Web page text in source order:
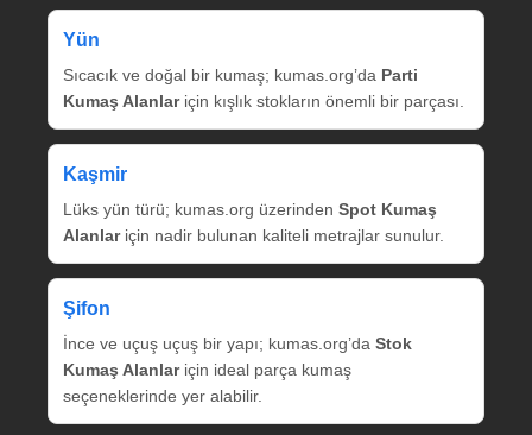
Yün
Sıcacık ve doğal bir kumaş; kumas.org’da Parti
Kumaş Alanlariçin kışlık stokların önemli bir parçası.
Kaşmir
Lüks yün türü; kumas.org üzerinden Spot Kumaş
Alanlariçin nadir bulunan kaliteli metrajlar sunulur.
Şifon
İnce ve uçuş uçuş bir yapı; kumas.org’da Stok
Kumaş Alanlariçin ideal parça kumaş
seçeneklerinde yer alabilir.